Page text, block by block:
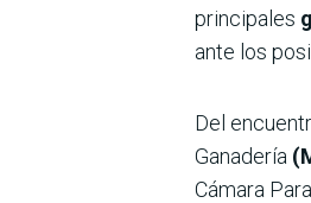
principales
ante los
Del
Ganadería
Cámara